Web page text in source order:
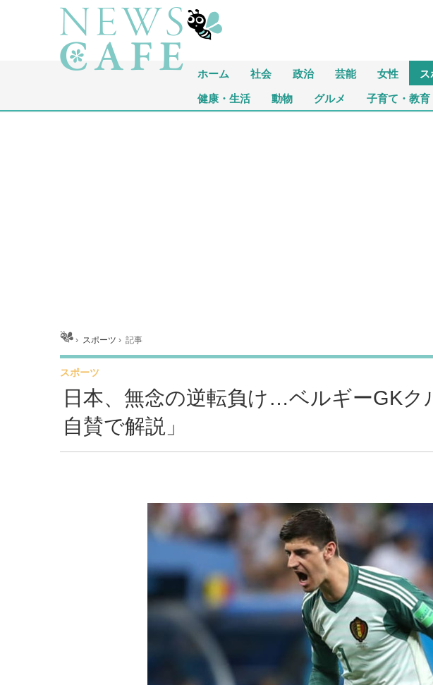
ホーム 社会 政治 芸能 女性 ス
健康・生活 動物 グルメ 子育て・教育
ホーム › スポーツ ›記事
日本、無念の逆転負け…ベルギーGKク
自賛で解説」
スポーツ